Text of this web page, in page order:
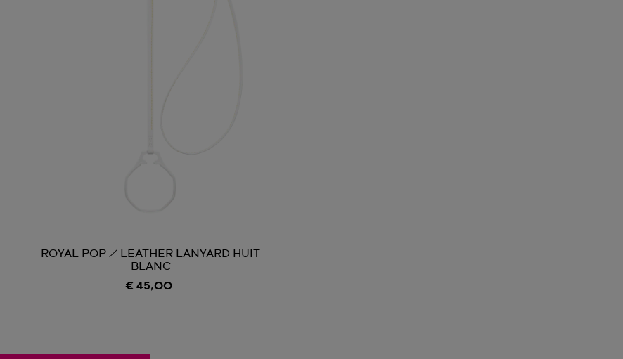
ROYAL POP / LEATHER LANYARD HUIT
BLANC
€ 45,00